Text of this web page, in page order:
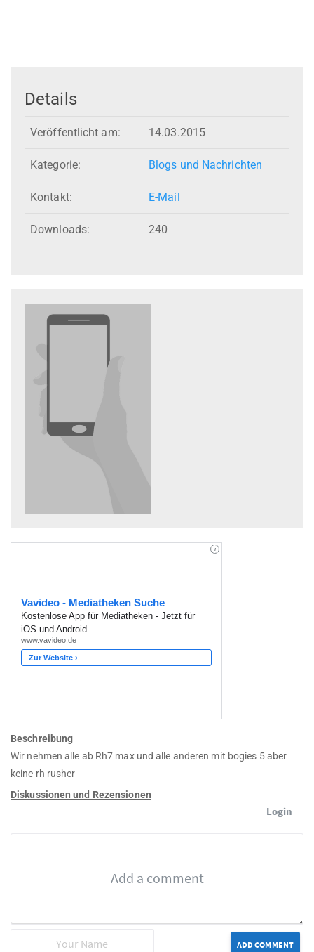
Details
Veröffentlicht am: 14.03.2015
Kategorie: Blogs und Nachrichten
Kontakt: E-Mail
Downloads: 240
Beschreibung
Wir nehmen alle ab Rh7 max und alle anderen mit bogies 5 aber
keine rh rusher
Diskussionen und Rezensionen
Login
ADD COMMENT